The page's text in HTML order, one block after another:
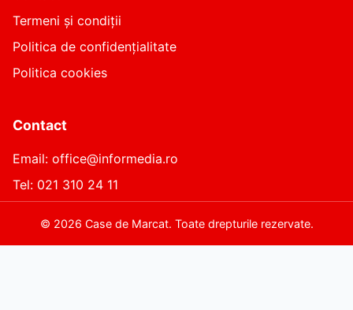
Termeni și condiții
Politica de confidențialitate
Politica cookies
Contact
Email: office@informedia.ro
Tel: 021 310 24 11
© 2026 Case de Marcat. Toate drepturile rezervate.